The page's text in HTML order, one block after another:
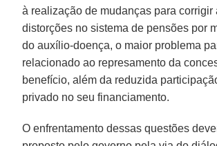
à realização de mudanças para corrigir
distorções no sistema de pensões por
do auxílio-doença, o maior problema
relacionado ao represamento da
benefício, além da reduzida
privado no seu financiamento.
O enfrentamento dessas questões